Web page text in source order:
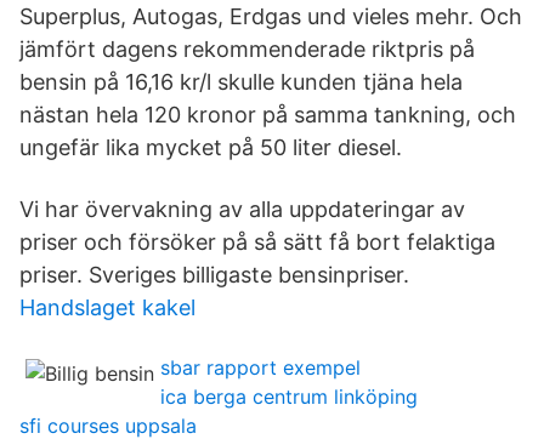
Superplus, Autogas, Erdgas und vieles mehr. Och
jämfört dagens rekommenderade riktpris på
bensin på 16,16 kr/l skulle kunden tjäna hela
nästan hela 120 kronor på samma tankning, och
ungefär lika mycket på 50 liter diesel.
Vi har övervakning av alla uppdateringar av
priser och försöker på så sätt få bort felaktiga
priser. Sveriges billigaste bensinpriser.
Handslaget kakel
sbar rapport exempel
ica berga centrum linköping
sfi courses uppsala